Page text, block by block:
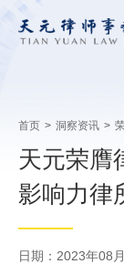
首页 > 洞察资讯 >
天元荣膺
影响力律
日期：2023年08